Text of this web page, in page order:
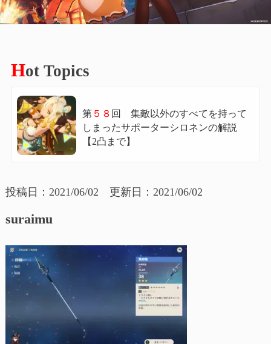
Hot Topics
第５８ 回 集敵以外のすべてを持って
しまったサポーターシロネンの解説
【2凸まで】
投稿日：2021/06/02 更新日：2021/06/02
suraimu